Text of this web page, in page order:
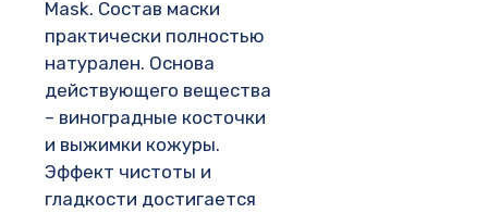
Mask. Состав маски
практически полностью
натурален. Основа
действующего вещества
– виноградные косточки
и выжимки кожуры.
Эффект чистоты и
гладкости достигается